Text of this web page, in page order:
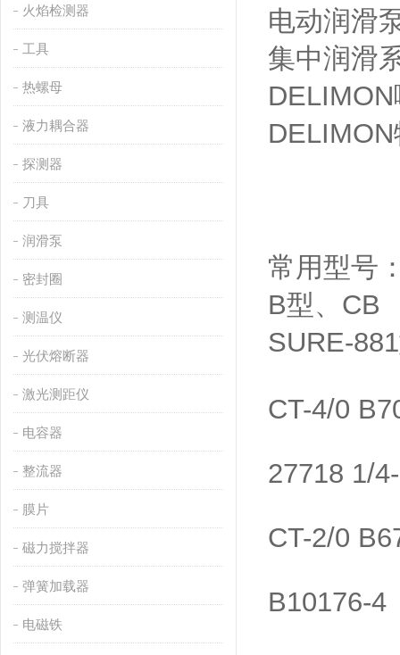
火焰检测器
工具
热螺母
液力耦合器
探测器
刀具
润滑泵
密封圈
测温仪
光伏熔断器
激光测距仪
电容器
整流器
膜片
磁力搅拌器
弹簧加载器
电磁铁
电动润滑
集中润滑
常用型号
B型、CB
SURE-
CT-4/0
27718 1/
CT-2/0
B10176-